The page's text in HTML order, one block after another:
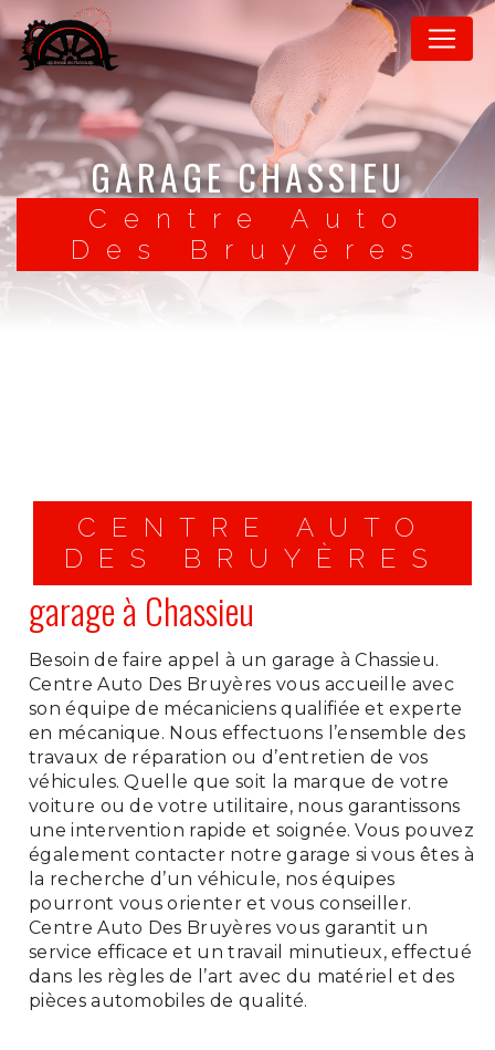
GARAGE CHASSIEU
Centre Auto
Des Bruyères
CENTRE AUTO
DES BRUYÈRES
garage à Chassieu
Besoin de faire appel à un garage à Chassieu.
Centre Auto Des Bruyères vous accueille avec
son équipe de mécaniciens qualifiée et experte
en mécanique. Nous effectuons l’ensemble des
travaux de réparation ou d’entretien de vos
véhicules. Quelle que soit la marque de votre
voiture ou de votre utilitaire, nous garantissons
une intervention rapide et soignée. Vous pouvez
également contacter notre garage si vous êtes à
la recherche d’un véhicule, nos équipes
pourront vous orienter et vous conseiller.
Centre Auto Des Bruyères vous garantit un
service efficace et un travail minutieux, effectué
dans les règles de l’art avec du matériel et des
pièces automobiles de qualité.
Panneau de gestion des cookies